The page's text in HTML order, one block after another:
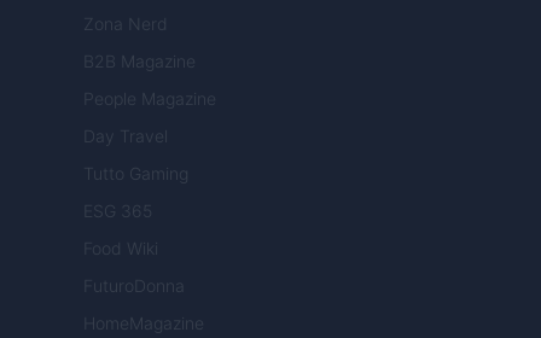
Zona Nerd
B2B Magazine
People Magazine
Day Travel
Tutto Gaming
ESG 365
Food Wiki
FuturoDonna
HomeMagazine